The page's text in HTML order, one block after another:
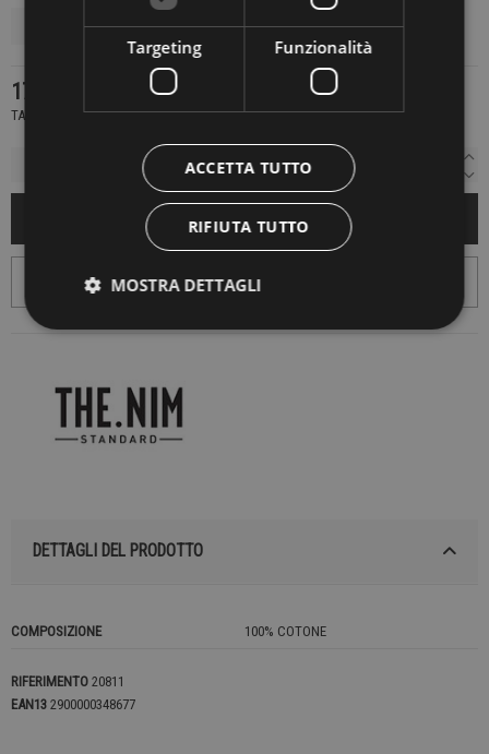
174,30 € -30%
TASSE INCLUSE
AGGIUNGI AL CARRELLO
DETTAGLI DEL PRODOTTO
COMPOSIZIONE 100% COTONE
RIFERIMENTO 20811
EAN13 2900000348677
Targeting Funzionalità
ACCETTA TUTTO
RIFIUTA TUTTO
MOSTRA DETTAGLI